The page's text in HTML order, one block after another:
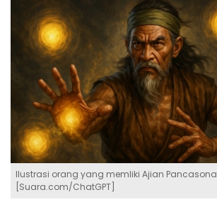
Ilustrasi orang yang memliki Ajian Pancasona
[Suara.com/ChatGPT]